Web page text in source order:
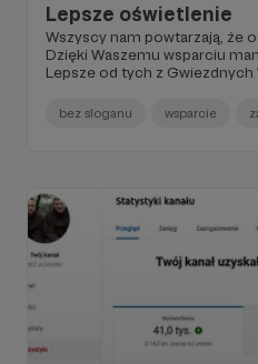
Lepsze oświetlenie
Wszyscy nam powtarzają, że
Dzięki Waszemu wsparciu
Lepsze od tych z Gwiezdnych
bez sloganu wsparcie